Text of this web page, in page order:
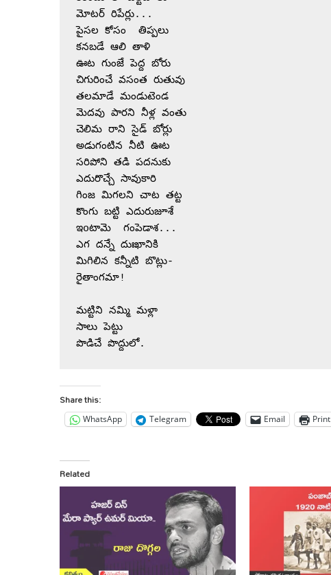
మోటర్ రిపేర్లు...
పైసల కోసం  తిప్పలు
కనబడే ఆలి తాళి
ఊట గుంజే పెద్ద బోరు
చిగురించే వసంత రుతువు
తలమాడే మండుటెండ
మెదవు పారని నీళ్ల వంతు
చెలిమ రాని సైడ్ బోర్లు
అడుగంటిన నీటి ఊట
సరిపోని తడి పదనుకు
ఎదురొచ్చే సావుకారి
గింజ మిగలని చాట తట్ట
కొంగు బట్టి ఎదురుజూశే
ఇoటామె  గంపెడాశ...
ఎగ దన్నే దుఃఖానికి
మిగిలిన కన్నీటి బొట్లు-
రైతాంగమా!
మట్టిని నమ్మి మళ్లా
సాలు పెట్టు
పొడిచే పొద్దులో.
Share this:
WhatsApp Telegram Email Print
Related